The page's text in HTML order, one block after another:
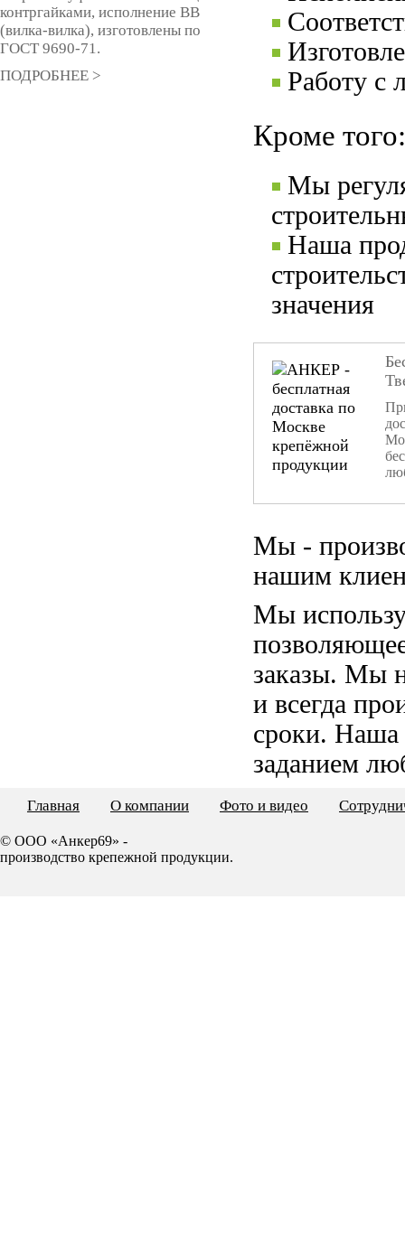
Работу с
Кроме того:
Мы
Наша
значения
Мы -
нашим
Мы
заказы. Мы
и всегда
сроки. Наша
заданием
контргайками, исполнение ВВ
(вилка-вилка), изготовлены по
ГОСТ 9690-71.
ПОДРОБНЕЕ >
Главная О компании Фото и видео
© ООО «Анкер69» -
производство крепежной продукции.